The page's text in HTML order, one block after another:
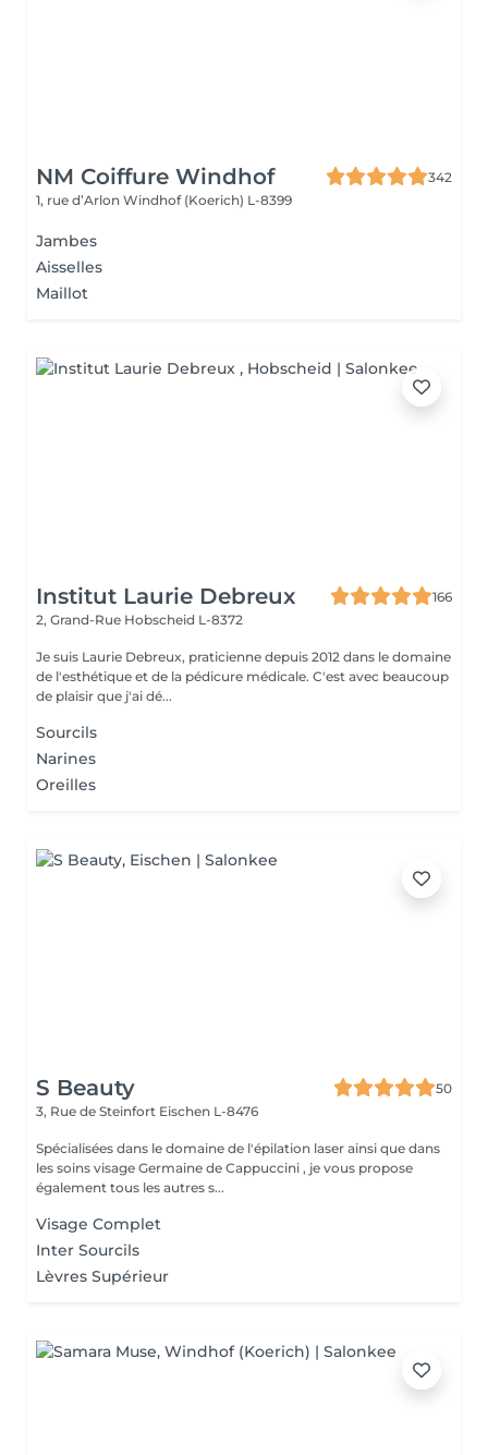
NM Coiffure Windhof
342
1, rue d’Arlon Windhof (Koerich) L-8399
Jambes
Aisselles
Maillot
Institut Laurie Debreux
166
2, Grand-Rue Hobscheid L-8372
Je suis Laurie Debreux, praticienne depuis 2012 dans le domaine
de l'esthétique et de la pédicure médicale. C'est avec beaucoup
de plaisir que j'ai dé...
Sourcils
Narines
Oreilles
S Beauty
50
3, Rue de Steinfort Eischen L-8476
Spécialisées dans le domaine de l'épilation laser ainsi que dans
les soins visage Germaine de Cappuccini , je vous propose
également tous les autres s...
Visage Complet
Inter Sourcils
Lèvres Supérieur